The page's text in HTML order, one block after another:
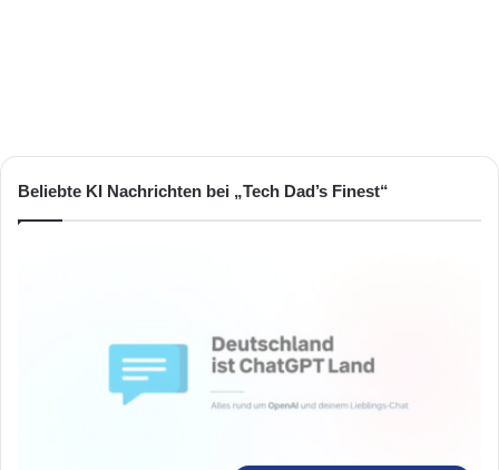
Beliebte KI Nachrichten bei „Tech Dad’s Finest“